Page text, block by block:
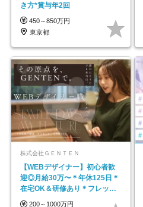
き方*賞与年2回
450～850万円
東京都
株式会社ＧＥＮＴＥＮ
【WEBデザイナー】初⼼者歓
迎◎⽉給30万〜＊年休125⽇＊
在宅OK＆研修あり＊フレック
ス
200～1000万円